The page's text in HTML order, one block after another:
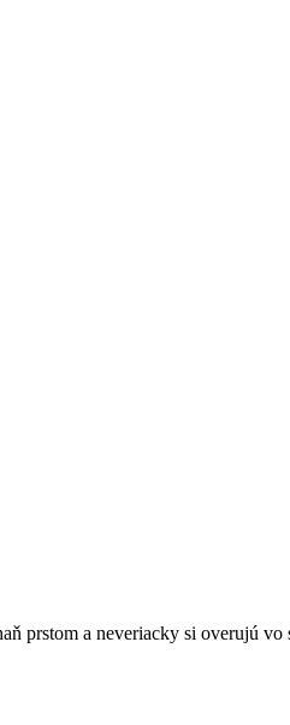
prstom a neveriacky si overujú vo